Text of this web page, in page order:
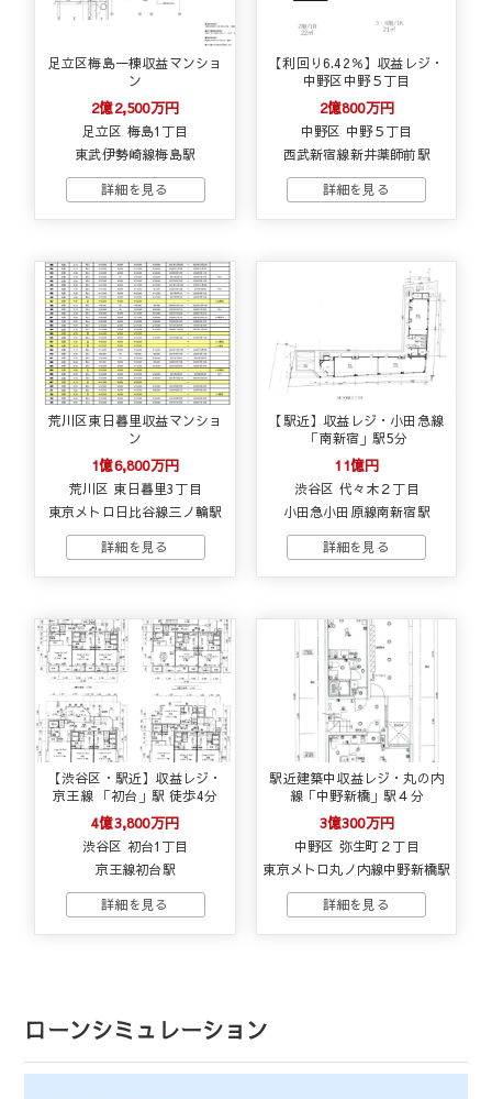
足立区梅島一棟収益マンショ
ン
2億2,500万円
足立区 梅島1丁目
東武伊勢崎線梅島駅
【利回り6.42％】収益レジ・
中野区中野５丁目
2億800万円
中野区 中野５丁目
西武新宿線新井薬師前駅
荒川区東日暮里収益マンショ
ン
1億6,800万円
荒川区 東日暮里3丁目
東京メトロ日比谷線三ノ輪駅
【駅近】収益レジ・小田急線
「南新宿」駅5分
11億円
渋谷区 代々木２丁目
小田急小田原線南新宿駅
【渋谷区・駅近】収益レジ・
京王線 「初台」駅 徒歩4分
4億3,800万円
渋谷区 初台1丁目
京王線初台駅
駅近建築中収益レジ・丸の内
線「中野新橋」駅４分
3億300万円
中野区 弥生町２丁目
東京メトロ丸ノ内線中野新橋駅
ローンシミュレーション